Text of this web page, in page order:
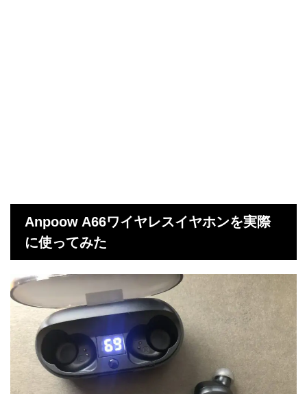
Anpoow A66ワイヤレスイヤホンを実際
に使ってみた